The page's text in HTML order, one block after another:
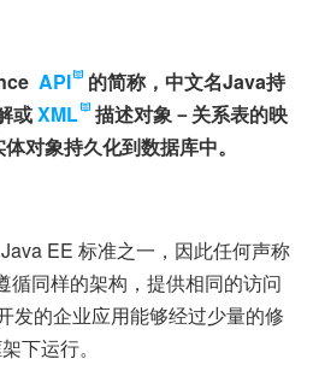
API
的简称，中文名Java持
或XML
描述对象－关系表的映
对象持久化到数据库中。
EE 标准之一，因此任何声称
循同样的架构，提供相同的访问
发的企业应用能够经过少量的修
下运行。